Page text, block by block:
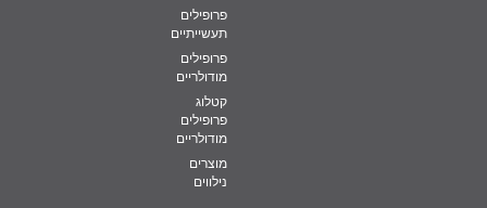
פרופילים
תעשייתיים
פרופילים
מודולריים
קטלוג
פרופילים
מודולריים
מוצרים
נילווים